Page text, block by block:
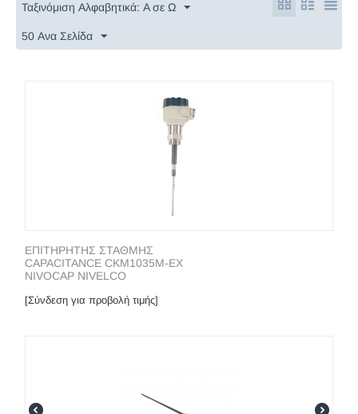
Ταξινόμιση Αλφαβητικά: A σε Ω
50 Ανα Σελίδα
ΕΠΙΤΗΡΗΤΗΣ ΣΤΑΘΜΗΣ
CAPACITANCE CKM1035M-EX
NIVOCAP NIVELCO
[Σύνδεση για προβολή τιμής]